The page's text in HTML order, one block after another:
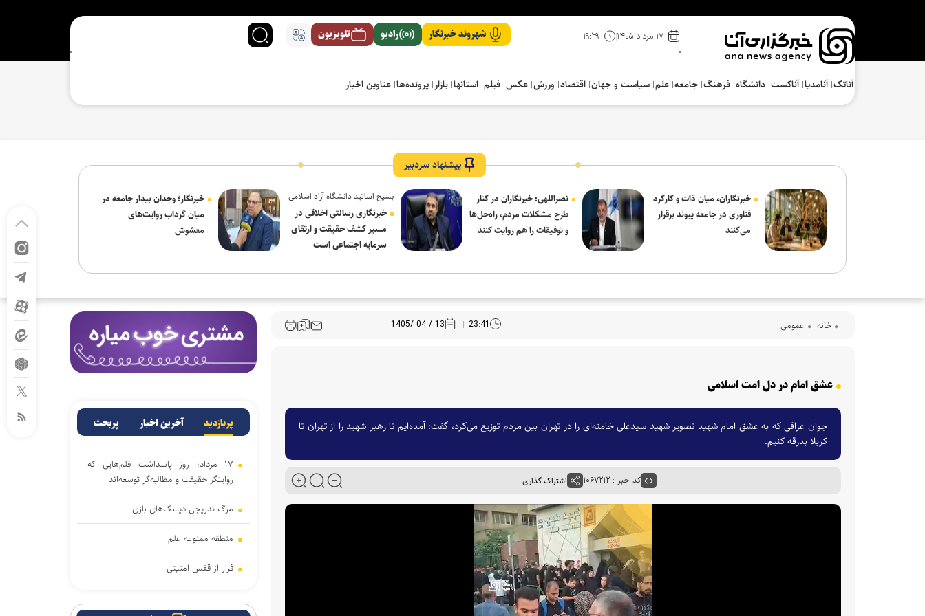
۱۷ مرداد ۱۴۰۵ ۱۹:۲۹ شهروند خبرنگار رادیو تلویزیون
آناتک آنامدیا آناکست دانشگاه فرهنگ‌ جامعه علم سیاست و جهان اقتصاد ورزش عکس فیلم استانها بازار پرونده‌ها عناوین اخبار
پیشنهاد سردبیر
خبرنگاران، میان ذات و کارکرد
فناوری در جامعه پیوند برقرار
می‌کنند
نصراللهی: خبرنگاران در کنار
طرح مشکلات مردم، راه‌حل‌ها
و توفیقات را هم روایت کنند
بسیج اساتید دانشگاه آزاد اسلامی
در پیام روز خبرنگار:
خبرنگاری رسالتی اخلاقی در
مسیر کشف حقیقت و ارتقای
سرمایه اجتماعی است
خبرنگار؛ وجدان بیدار جامعه در
میان گرداب روایت‌های
مغشوش
خانه عمومی 23:41
13 / 04 /1405
عشق امام در دل امت اسلامی
جوان عراقی که به عشق امام شهید تصویر شهید سیدعلی خامنه‌ای را در تهران بین مردم توزیع می‌کرد، گفت: آمده‌ایم تا رهبر شهید را از تهران تا
کربلا بدرقه کنیم.
کد خبر : ۱۰۶۷۲۱۲ اشتراک گذاری
پربازدید آخرین اخبار پربحث
۱۷ مرداد؛ روز پاسداشت قلم‌هایی که
روایتگر حقیقت و مطالبه‌گر توسعه‌اند
مرگ تدریجی دیسک‌‌های بازی
منطقه ممنوعه علم
فرار از قفس امنیتی